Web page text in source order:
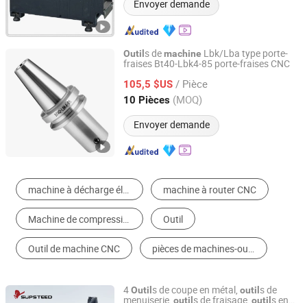
Envoyer demande
Outil s demachine Lbk/Lba type porte-
fraises Bt40-Lbk4-85 porte-fraises CNC
105,5 $US / Pièce
10 Pièces (MOQ)
Envoyer demande
Taizhou Qida Cnc Cutting Tools Co.,Ltd.
Zhejiang, China Depuis 2025
Machines-Outils à Commande Numérique
Tour Pièces de Machine de Façonnage Métallique
Perceuse
4Outils de coupe en métal, outils de
menuiserie, outils de fraisage, outils en